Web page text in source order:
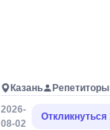
Казань
Репетиторы
2026-
08-02
Откликнуться